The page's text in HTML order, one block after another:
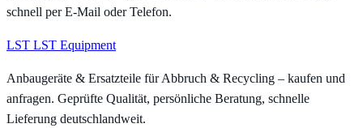
schnell per E-Mail oder Telefon.
LST LST Equipment
Anbaugeräte & Ersatzteile für Abbruch & Recycling – kaufen und
anfragen. Geprüfte Qualität, persönliche Beratung, schnelle
Lieferung deutschlandweit.